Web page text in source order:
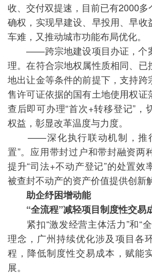
收、交付双提速，目前已有2000
确权，实现早建设、早投用、早收
车难，又推动城市功能布局优化。
——跨宗地建设项目办证，个
理。在符合宗地权属性质相同、已
地出让金等条件的前提下，支持跨
售许可证依据的国有土地使用权证
查后即可办理“首次+转移登记”，
权益，彰显改革温度与力度。
——深化执行联动机制，推
置”。应用带封过户和带封融资两
提升“司法+不动产登记”的处置效
被查封不动产的资产价值提供创新
助企纾困增动能
“全流程”减轻项目制度性交易
紧扣“激发经营主体活力”和“全
理念，广州持续优化涉及项目各
程，降低制度性交易成本，赋能
展。